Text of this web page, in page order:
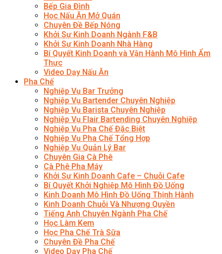
Bếp Gia Đình
Học Nấu Ăn Mở Quán
Chuyên Đề Bếp Nóng
Khởi Sự Kinh Doanh Ngành F&B
Khởi Sự Kinh Doanh Nhà Hàng
Bí Quyết Kinh Doanh và Vận Hành Mô Hình Ẩm
Thực
Video Dạy Nấu Ăn
Pha Chế
Nghiệp Vụ Bar Trưởng
Nghiệp Vụ Bartender Chuyên Nghiệp
Nghiệp Vụ Barista Chuyên Nghiệp
Nghiệp Vụ Flair Bartending Chuyên Nghiệp
Nghiệp Vụ Pha Chế Đặc Biệt
Nghiệp Vụ Pha Chế Tổng Hợp
Nghiệp Vụ Quản Lý Bar
Chuyên Gia Cà Phê
Cà Phê Pha Máy
Khởi Sự Kinh Doanh Cafe – Chuỗi Cafe
Bí Quyết Khởi Nghiệp Mô Hình Đồ Uống
Kinh Doanh Mô Hình Đồ Uống Thịnh Hành
Kinh Doanh Chuỗi Và Nhượng Quyền
Tiếng Anh Chuyên Ngành Pha Chế
Học Làm Kem
Học Pha Chế Trà Sữa
Chuyên Đề Pha Chế
Video Dạy Pha Chế